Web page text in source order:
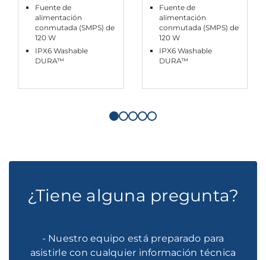
Fuente de
alimentación
conmutada (SMPS) de
120 W
IPX6 Washable
DURA™
Fuente de
alimentación
conmutada (SMPS) de
120 W
IPX6 Washable
DURA™
¿Tiene alguna pregunta?
- Nuestro equipo está preparado para
asistirle con cualquier información técnica